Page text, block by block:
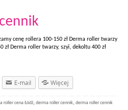
cenę rollera 100-150 zł Derma roller twarzy
zł Derma roller twarzy, szyi, dekoltu 400 zł
E-mail Więcej
roller cena Łódź,derma roller cennik,derma roller cennik